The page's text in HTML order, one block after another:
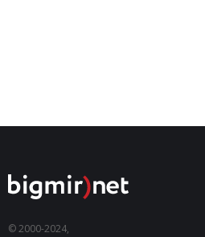
© 2000-2024,